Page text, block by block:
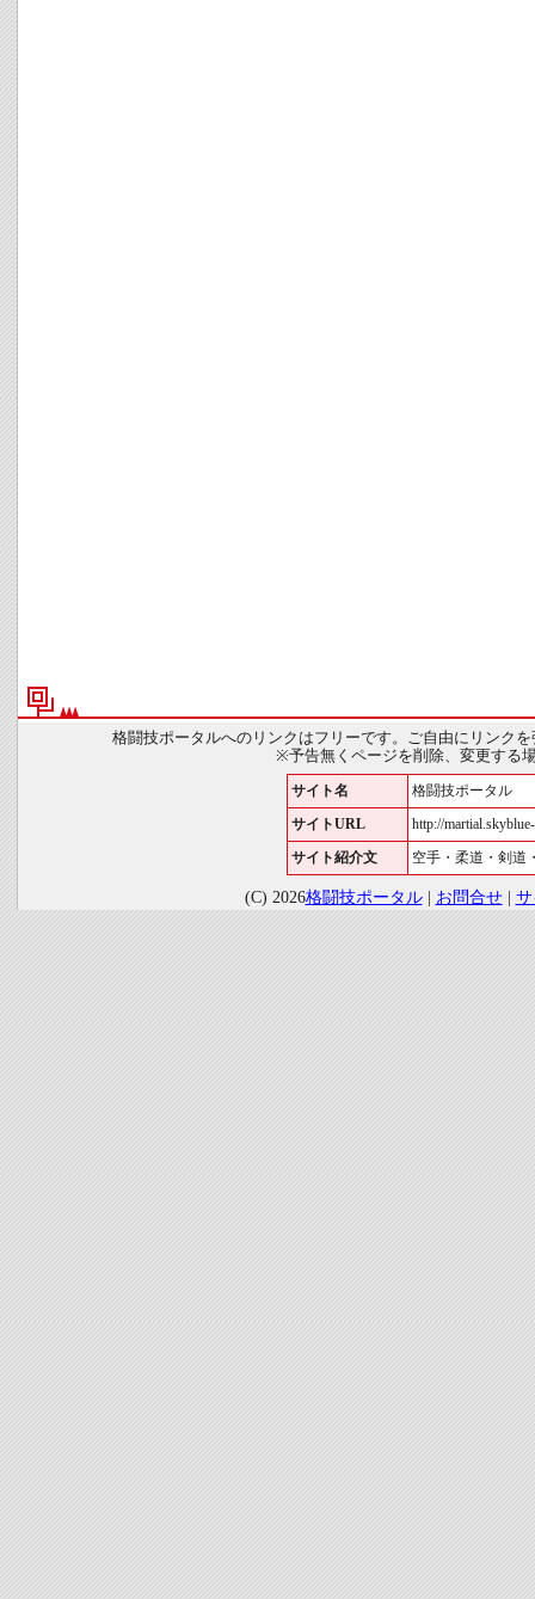
格闘技ポータルへのリンクはフリーです。ご自由にリンク
※予告無くページを削除、変更する
サイト名 格闘技ポータル
サイトURL http://
サイト紹介文 空手・柔道・剣道
(C) 2026格闘技ポータル| お問合せ|